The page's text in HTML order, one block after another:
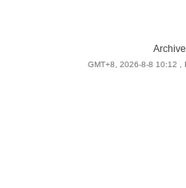
GMT+8, 2026-8-8 10:12 ,